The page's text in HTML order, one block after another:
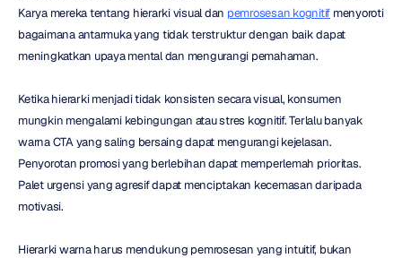
Karya mereka tentang hierarki visual dan pemrosesan kognitif menyoroti
bagaimana antarmuka yang tidak terstruktur dengan baik dapat
meningkatkan upaya mental dan mengurangi pemahaman.
Ketika hierarki menjadi tidak konsisten secara visual, konsumen
mungkin mengalami kebingungan atau stres kognitif. Terlalu banyak
warna CTA yang saling bersaing dapat mengurangi kejelasan.
Penyorotan promosi yang berlebihan dapat memperlemah prioritas.
Palet urgensi yang agresif dapat menciptakan kecemasan daripada
motivasi.
Hierarki warna harus mendukung pemrosesan yang intuitif, bukan